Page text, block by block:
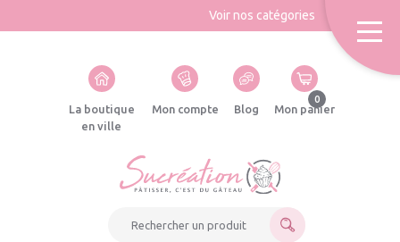
La boutique
en ville
Mon compte Blog Mon panier
0
Rechercher un produit
Voir nos catégories